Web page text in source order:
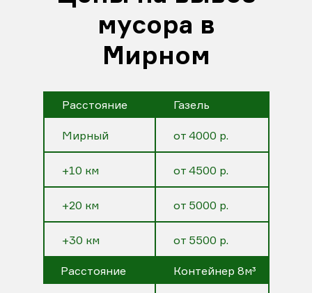
мусора в
Мирном
Расстояние
Мирный
+10 км
+20 км
+30 км
Газель
от 4000 р.
от 4500 р.
от 5000 р.
от 5500 р.
Расстояние Контейнер 8м³